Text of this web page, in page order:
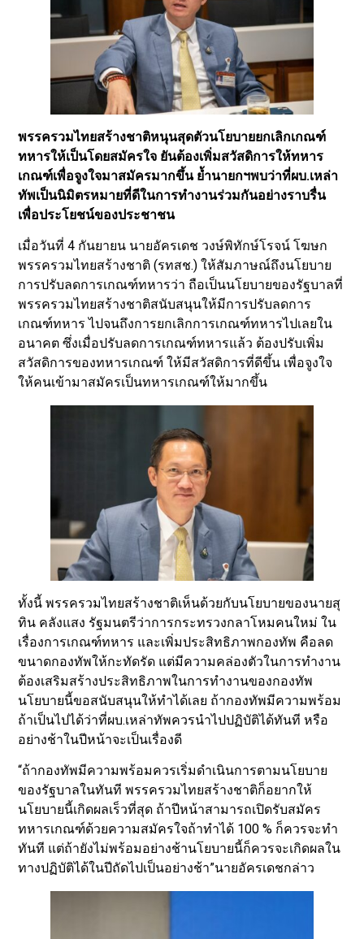
พรรครวมไทยสร้างชาติหนุนสุดตัวนโยบายยกเลิกเกณฑ์
ทหารให้เป็นโดยสมัครใจ ยันต้องเพิ่มสวัสดิการให้ทหาร
เกณฑ์เพื่อจูงใจมาสมัครมากขึ้น ย้ำนายกฯพบว่าที่ผบ.เหล่า
ทัพเป็นนิมิตรหมายที่ดีในการทำงานร่วมกันอย่างราบรื่น
เพื่อประโยชน์ของประชาชน
เมื่อวันที่ 4 กันยายน นายอัครเดช วงษ์พิทักษ์โรจน์ โฆษก
พรรครวมไทยสร้างชาติ (รทสช.) ให้สัมภาษณ์ถึงนโยบาย
การปรับลดการเกณฑ์ทหารว่า ถือเป็นนโยบายของรัฐบาลที่
พรรครวมไทยสร้างชาติสนับสนุนให้มีการปรับลดการ
เกณฑ์ทหาร ไปจนถึงการยกเลิกการเกณฑ์ทหารไปเลยใน
อนาคต ซึ่งเมื่อปรับลดการเกณฑ์ทหารแล้ว ต้องปรับเพิ่ม
สวัสดิการของทหารเกณฑ์ ให้มีสวัสดิการที่ดีขึ้น เพื่อจูงใจ
ให้คนเข้ามาสมัครเป็นทหารเกณฑ์ให้มากขึ้น
ทั้งนี้ พรรครวมไทยสร้างชาติเห็นด้วยกับนโยบายของนายสุ
ทิน คลังแสง รัฐมนตรีว่าการกระทรวงกลาโหมคนใหม่ ใน
เรื่องการเกณฑ์ทหาร และเพิ่มประสิทธิภาพกองทัพ คือลด
ขนาดกองทัพให้กะทัดรัด แต่มีความคล่องตัวในการทำงาน
ต้องเสริมสร้างประสิทธิภาพในการทำงานของกองทัพ
นโยบายนี้ขอสนับสนุนให้ทำได้เลย ถ้ากองทัพมีความพร้อม
ถ้าเป็นไปได้ว่าที่ผบ.เหล่าทัพควรนำไปปฏิบัติได้ทันที หรือ
อย่างช้าในปีหน้าจะเป็นเรื่องดี
“ถ้ากองทัพมีความพร้อมควรเริ่มดำเนินการตามนโยบาย
ของรัฐบาลในทันที พรรครวมไทยสร้างชาติก็อยากให้
นโยบายนี้เกิดผลเร็วที่สุด ถ้าปีหน้าสามารถเปิดรับสมัคร
ทหารเกณฑ์ด้วยความสมัครใจถ้าทำได้ 100 % ก็ควรจะทำ
ทันที แต่ถ้ายังไม่พร้อมอย่างช้านโยบายนี้ก็ควรจะเกิดผลใน
ทางปฏิบัติได้ในปีถัดไปเป็นอย่างช้า”นายอัครเดชกล่าว